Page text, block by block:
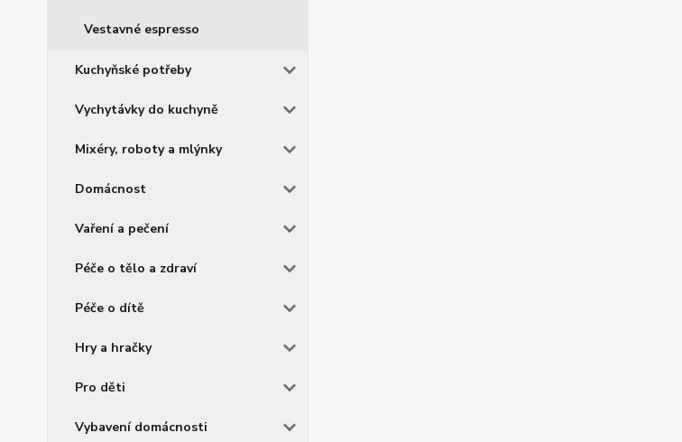
Vestavné espresso
Kuchyňské potřeby
Vychytávky do kuchyně
Mixéry, roboty a mlýnky
Domácnost
Vaření a pečení
Péče o tělo a zdraví
Péče o dítě
Hry a hračky
Pro děti
Vybavení domácnosti